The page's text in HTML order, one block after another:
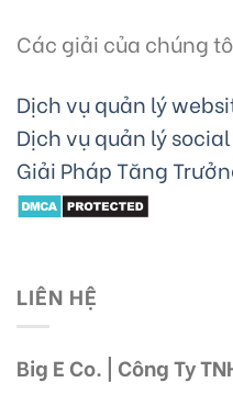
Các giải của chúng
Dịch vụ quản lý
Dịch vụ quản lý social
Giải Pháp Tăng
LIÊN HỆ
Big E Co. | Công Ty